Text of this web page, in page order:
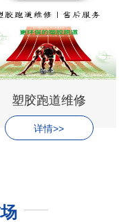
塑胶跑道维修
详情>>